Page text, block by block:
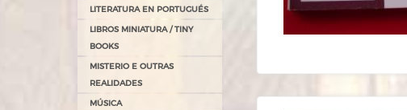
LITERATURA EN PORTUGUÉS
LIBROS MINIATURA / TINY
BOOKS
MISTERIO E OUTRAS
REALIDADES
MÚSICA